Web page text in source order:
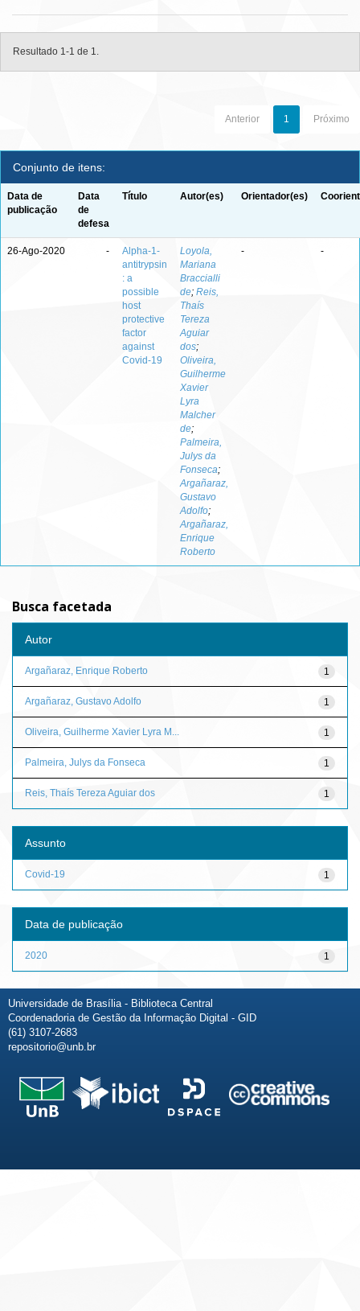
Resultado 1-1 de 1.
Anterior 1 Próximo
Conjunto de itens:
Data de
publicação
Data
de
defesa
Título Autor(es) Orientador(es)
26-Ago-2020 -
Alpha‐1‐
antitrypsin
: a
possible
host
protective
factor
against
Covid‐19
Loyola,
Mariana
Braccialli
de; Reis,
Thaís
Tereza
Aguiar
dos;
Oliveira,
Guilherme
Xavier
Lyra
Malcher
de;
Palmeira,
Julys da
Fonseca;
Argañaraz,
Gustavo
Adolfo;
Argañaraz,
Enrique
Roberto
- -
Busca facetada
Autor
1
Argañaraz, Enrique Roberto
1
Argañaraz, Gustavo Adolfo
1
Oliveira, Guilherme Xavier Lyra M...
1
Palmeira, Julys da Fonseca
1
Reis, Thaís Tereza Aguiar dos
Assunto
1
Covid-19
Data de publicação
1
2020
Universidade de Brasília - Biblioteca Central
Coordenadoria de Gestão da Informação Digital - GID
(61) 3107-2683
repositorio@unb.br